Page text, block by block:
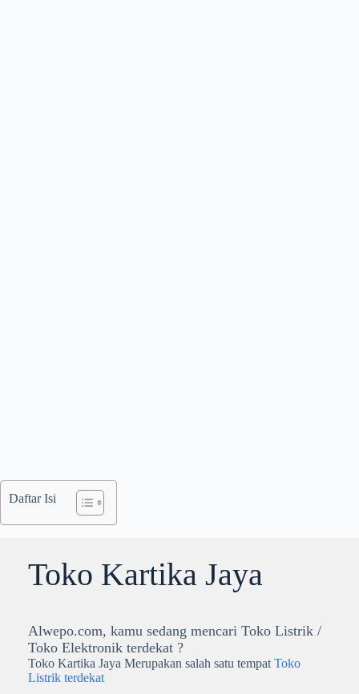
Daftar Isi
Toko Kartika Jaya
Alwepo.com, kamu sedang mencari Toko Listrik /
Toko Elektronik terdekat ?
Toko Kartika Jaya Merupakan salah satu tempat Toko
Listrik terdekat